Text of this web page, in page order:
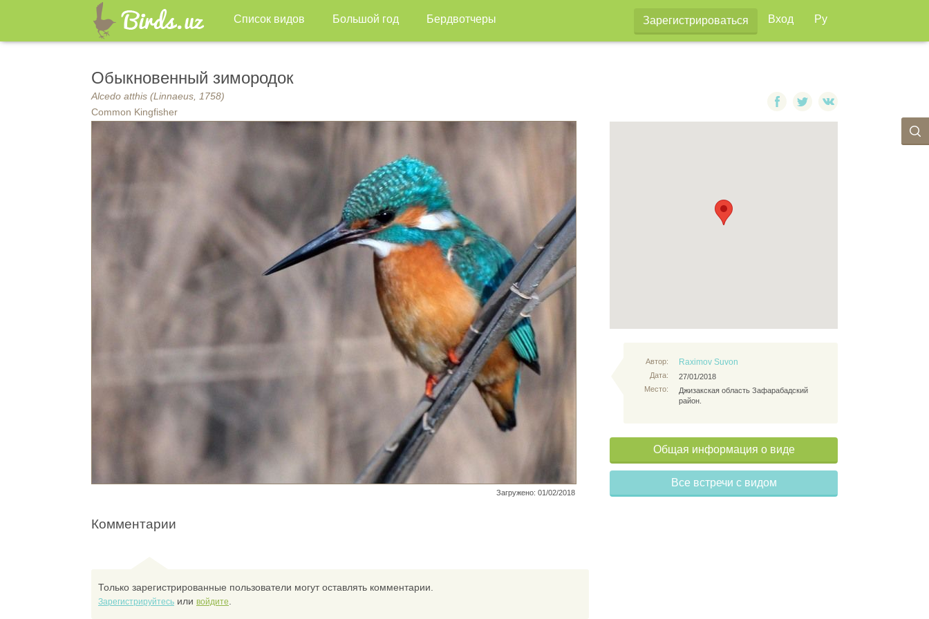
Список видов Большой год Бердвотчеры Зарегистрироваться Вход Ру
Обыкновенный зимородок
Alcedo atthis (Linnaeus, 1758)
Common Kingfisher
Загружено: 01/02/2018
Автор:
Дата:
Место:
Raximov Suvon
27/01/2018
Джизакская область Зафарабадский
район.
Общая информация о виде
Все встречи с видом
Комментарии
Только зарегистрированные пользователи могут оставлять комментарии.
Зарегистрируйтесь или войдите